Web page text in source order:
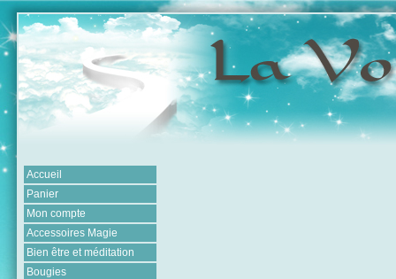
Accueil
Panier
Mon compte
Accessoires Magie
Bien être et méditation
Bougies